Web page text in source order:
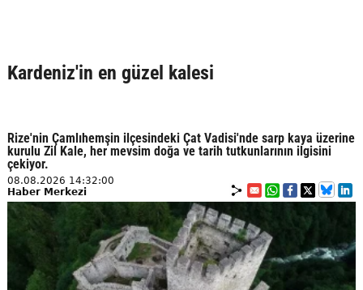
Kardeniz'in en güzel kalesi
Rize'nin Çamlıhemşin ilçesindeki Çat Vadisi'nde sarp kaya üzerine
kurulu Zil Kale, her mevsim doğa ve tarih tutkunlarının ilgisini
çekiyor.
08.08.2026 14:32:00
Haber Merkezi